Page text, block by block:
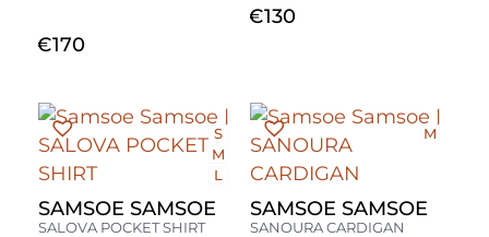
€170
€130
SAMSOE SAMSOE
SALOVA POCKET SHIRT
S
M
L
SAMSOE SAMSOE
SANOURA CARDIGAN
M